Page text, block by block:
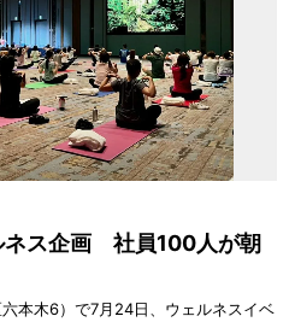
ネス企画 社員100人が朝
本木6）で7月24日、ウェルネスイベ